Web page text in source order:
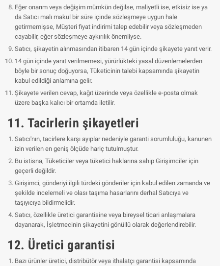
Eğer onarım veya değişim mümkün değilse, maliyetli ise, etkisiz ise ya
da Satıcı malı makul bir süre içinde sözleşmeye uygun hale
getirmemişse, Müşteri fiyat indirimi talep edebilir veya sözleşmeden
cayabilir, eğer sözleşmeye aykırılık önemliyse.
Satıcı, şikayetin alınmasından itibaren 14 gün içinde şikayete yanıt verir.
14 gün içinde yanıt verilmemesi, yürürlükteki yasal düzenlemelerden
böyle bir sonuç doğuyorsa, Tüketicinin talebi kapsamında şikayetin
kabul edildiği anlamına gelir.
Şikayete verilen cevap, kağıt üzerinde veya özellikle e-posta olmak
üzere başka kalıcı bir ortamda iletilir.
11. Tacirlerin şikayetleri
Satıcı'nın, tacirlere karşı ayıplar nedeniyle garanti sorumluluğu, kanunen
izin verilen en geniş ölçüde hariç tutulmuştur.
Bu istisna, Tüketiciler veya tüketici haklarına sahip Girişimciler için
geçerli değildir.
Girişimci, gönderiyi ilgili türdeki gönderiler için kabul edilen zamanda ve
şekilde incelemeli ve olası taşıma hasarlarını derhal Satıcıya ve
taşıyıcıya bildirmelidir.
Satıcı, özellikle üretici garantisine veya bireysel ticari anlaşmalara
dayanarak, İşletmecinin şikayetini gönüllü olarak değerlendirebilir.
12. Üretici garantisi
Bazı ürünler üretici, distribütör veya ithalatçı garantisi kapsamında